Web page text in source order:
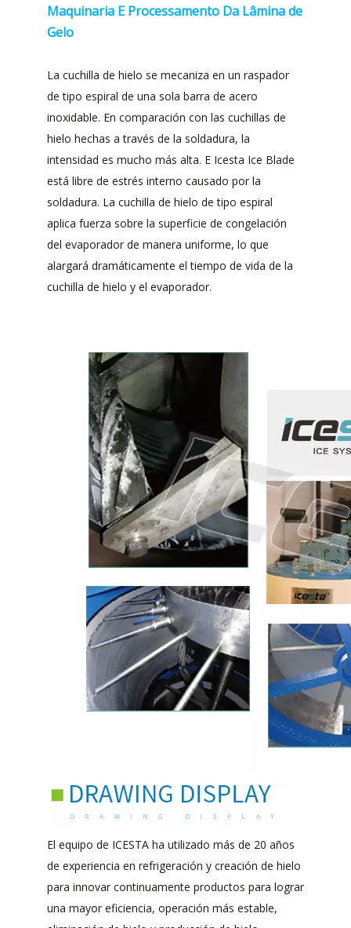
Maquinaria E Processamento Da Lâmina de
Gelo
La cuchilla de hielo se mecaniza en un raspador
de tipo espiral de una sola barra de acero
inoxidable. En comparación con las cuchillas de
hielo hechas a través de la soldadura, la
intensidad es mucho más alta. E Icesta Ice Blade
está libre de estrés interno causado por la
soldadura. La cuchilla de hielo de tipo espiral
aplica fuerza sobre la superficie de congelación
del evaporador de manera uniforme, lo que
alargará dramáticamente el tiempo de vida de la
cuchilla de hielo y el evaporador.
El equipo de ICESTA ha utilizado más de 20 años
de experiencia en refrigeración y creación de hielo
para innovar continuamente productos para lograr
una mayor eficiencia, operación más estable,